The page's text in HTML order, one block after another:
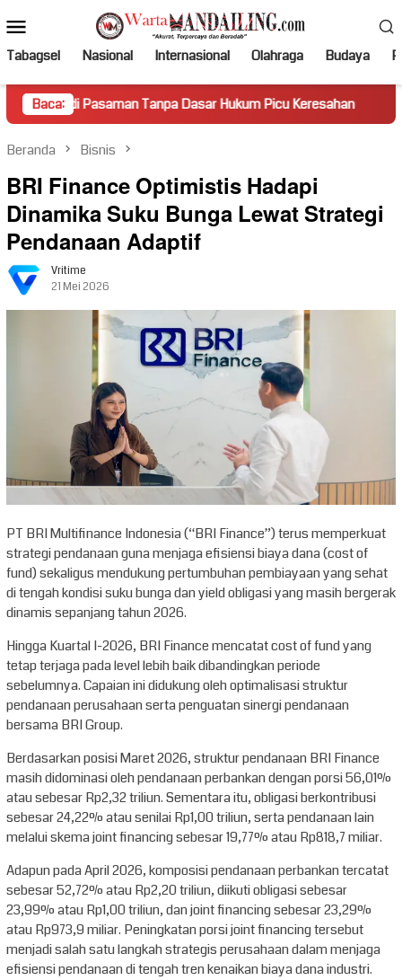
ke
kontenMobile
Tabagsel Nasional Internasional Olahraga Budaya
Baca:
Pasaman Tanpa Dasar Hukum Picu Keresahan Truk
Beranda Bisnis
BRI Finance Optimistis Hadapi
Dinamika Suku Bunga Lewat Strategi
Pendanaan Adaptif
Vritime
21 Mei 2026
PT BRI Multifinance Indonesia (“BRI Finance”) terus memperkuat
strategi pendanaan guna menjaga efisiensi biaya dana (cost of
fund) sekaligus mendukung pertumbuhan pembiayaan yang sehat
di tengah kondisi suku bunga dan yield obligasi yang masih bergerak
dinamis sepanjang tahun 2026.
Hingga Kuartal I-2026, BRI Finance mencatat cost of fund yang
tetap terjaga pada level lebih baik dibandingkan periode
sebelumnya. Capaian ini didukung oleh optimalisasi struktur
pendanaan perusahaan serta penguatan sinergi pendanaan
bersama BRI Group.
Berdasarkan posisi Maret 2026, struktur pendanaan BRI Finance
masih didominasi oleh pendanaan perbankan dengan porsi 56,01%
atau sebesar Rp2,32 triliun. Sementara itu, obligasi berkontribusi
sebesar 24,22% atau senilai Rp1,00 triliun, serta pendanaan lain
melalui skema joint financing sebesar 19,77% atau Rp818,7 miliar.
Adapun pada April 2026, komposisi pendanaan perbankan tercatat
sebesar 52,72% atau Rp2,20 triliun, diikuti obligasi sebesar
23,99% atau Rp1,00 triliun, dan joint financing sebesar 23,29%
atau Rp973,9 miliar. Peningkatan porsi joint financing tersebut
menjadi salah satu langkah strategis perusahaan dalam menjaga
efisiensi pendanaan di tengah tren kenaikan biaya dana industri.